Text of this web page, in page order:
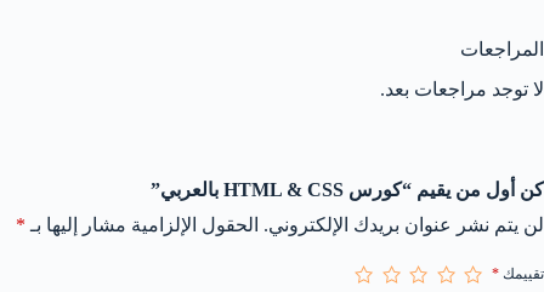
المراجعات
لا توجد مراجعات بعد.
كن أول من يقيم “كورس HTML & CSS بالعربي”
لن يتم نشر عنوان بريدك الإلكتروني. الحقول الإلزامية مشار إليها بـ *
تقييمك *